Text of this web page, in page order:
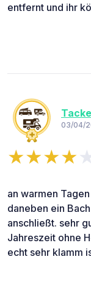
entfernt und ihr
03/04/
an warmen
daneben ein
anschließt. sehr
Jahreszeit ohne
echt sehr klamm